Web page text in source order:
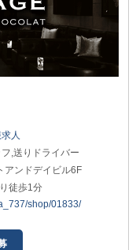
人
,送りドライバー
アンドデイビル6F
徒歩1分
shop/01833/